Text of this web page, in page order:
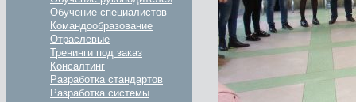
Обучение специалистов
Командообразование
Отраслевые
Тренинги под заказ
Консалтинг
Разработка стандартов
Разработка системы